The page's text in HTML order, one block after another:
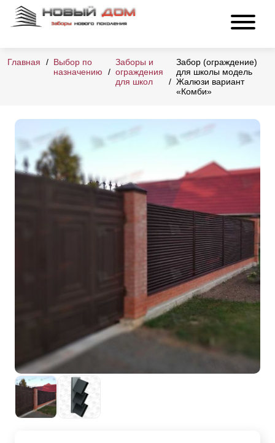
Главная
Выбор по
назначению
Заборы и
ограждения
для школ
Забор (ограждение)
для школы модель
Жалюзи вариант
«Комби»